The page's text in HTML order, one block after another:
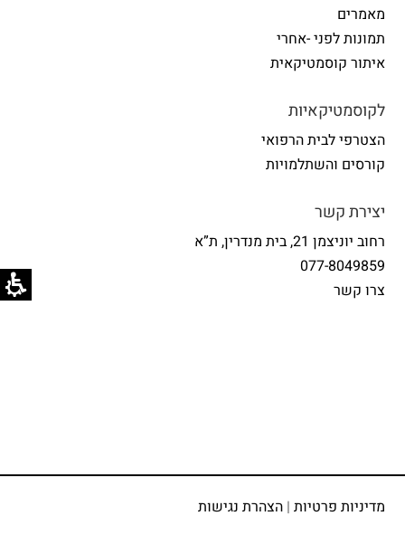
מאמרים
תמונות לפני -אחרי
איתור קוסמטיקאית
לקוסמטיקאיות
הצטרפי לבית הרפואי
קורסים והשתלמויות
יצירת קשר
רחוב יוניצמן 21, בית מנדרין, ת”א
077-8049859
צרו קשר
מדיניות פרטיות |הצהרת נגישות